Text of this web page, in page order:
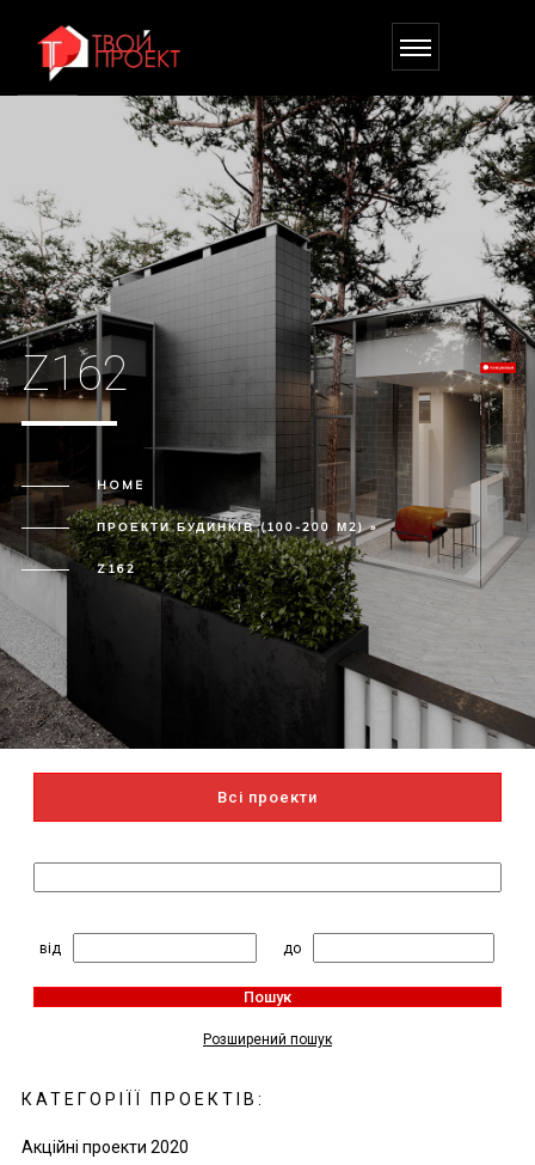
Z162
HOME
ПРОЕКТИ БУДИНКІВ (100-200 М2) »
Z162
Всі проекти
від
до
Пошук
Розширений пошук
КАТЕГОРІЇЇ ПРОЕКТІВ:
Акційні проекти 2020